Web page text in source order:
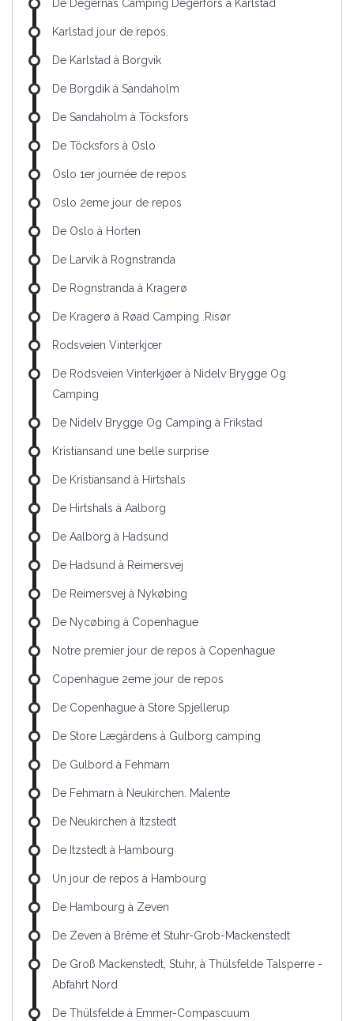
De Degernäs Camping Degerfors à Karlstad
Karlstad jour de repos.
De Karlstad à Borgvik
De Borgdik à Sandaholm
De Sandaholm à Töcksfors
De Töcksfors à Oslo
Oslo 1er journée de repos
Oslo 2eme jour de repos
De Oslo à Horten
De Larvik à Rognstranda
De Rognstranda à Kragerø
De Kragerø à Røad Camping .Risør
Rodsveien Vinterkjœr
De Rodsveien Vinterkjøer à Nidelv Brygge Og
Camping
De Nidelv Brygge Og Camping à Frikstad
Kristiansand une belle surprise
De Kristiansand à Hirtshals
De Hirtshals à Aalborg
De Aalborg à Hadsund
De Hadsund à Reimersvej
De Reimersvej à Nykøbing
De Nycøbing à Copenhague
Notre premier jour de repos à Copenhague
Copenhague 2eme jour de repos
De Copenhague à Store Spjellerup
De Store Lægärdens à Gulborg camping
De Gulbord à Fehmarn
De Fehmarn à Neukirchen. Malente
De Neukirchen à Itzstedt
De Itzstedt à Hambourg
Un jour de repos à Hambourg
De Hambourg à Zeven
De Zeven à Brême et Stuhr-Grob-Mackenstedt
De Groß Mackenstedt, Stuhr, à Thülsfelde Talsperre -
Abfahrt Nord
De Thülsfelde à Emmer-Compascuum